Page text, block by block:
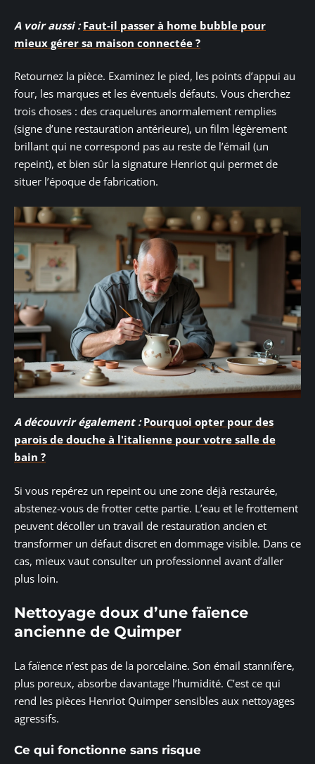
A voir aussi : Faut-il passer à home bubble pour
mieux gérer sa maison connectée ?
Retournez la pièce. Examinez le pied, les points d’appui au
four, les marques et les éventuels défauts. Vous cherchez
trois choses : des craquelures anormalement remplies
(signe d’une restauration antérieure), un film légèrement
brillant qui ne correspond pas au reste de l’émail (un
repeint), et bien sûr la signature Henriot qui permet de
situer l’époque de fabrication.
A découvrir également : Pourquoi opter pour des
parois de douche à l'italienne pour votre salle de
bain ?
Si vous repérez un repeint ou une zone déjà restaurée,
abstenez-vous de frotter cette partie. L’eau et le frottement
peuvent décoller un travail de restauration ancien et
transformer un défaut discret en dommage visible. Dans ce
cas, mieux vaut consulter un professionnel avant d’aller
plus loin.
Nettoyage doux d’une faïence
ancienne de Quimper
La faïence n’est pas de la porcelaine. Son émail stannifère,
plus poreux, absorbe davantage l’humidité. C’est ce qui
rend les pièces Henriot Quimper sensibles aux nettoyages
agressifs.
Ce qui fonctionne sans risque